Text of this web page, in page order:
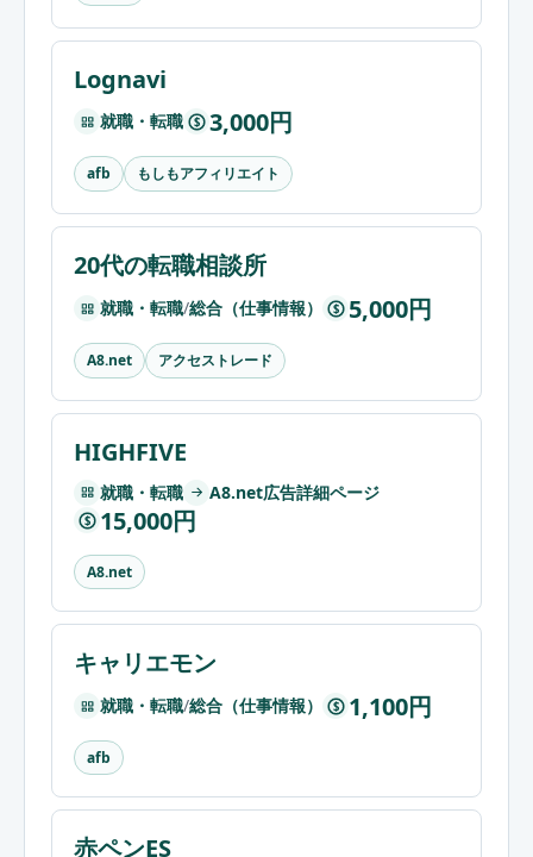
Lognavi
就職・転職 $ 3,000円
afb もしもアフィリエイト
20代の転職相談所
就職・転職/総合（仕事情報） $ 5,000円
A8.net アクセストレード
HIGHFIVE
就職・転職 A8.net広告詳細ページ
$ 15,000円
A8.net
キャリエモン
就職・転職/総合（仕事情報） $ 1,100円
afb
赤ペンES